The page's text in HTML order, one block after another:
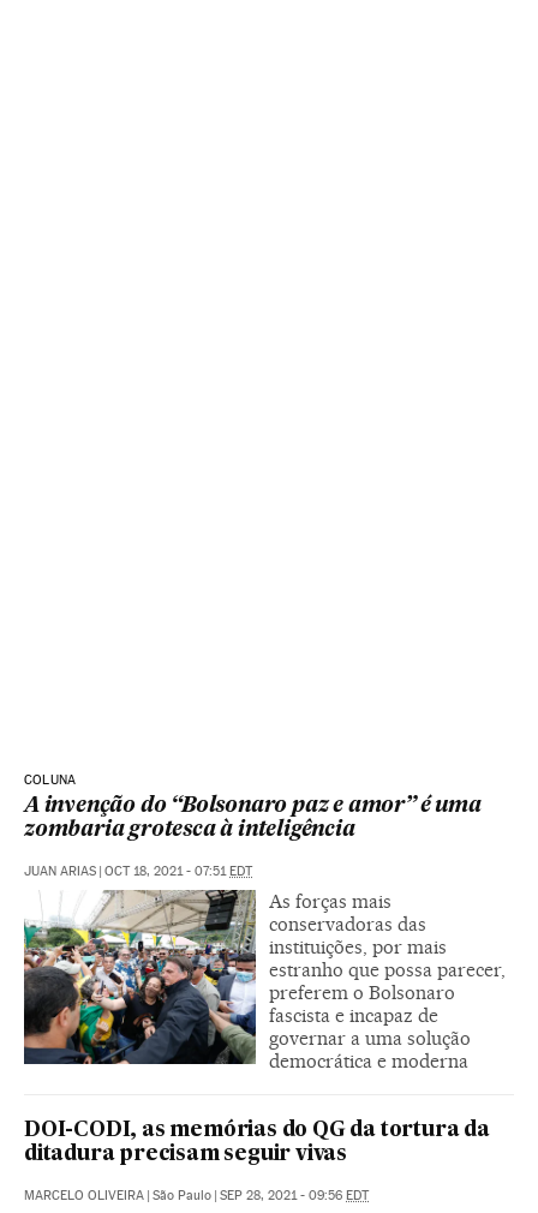
COLUNA
A invenção do “Bolsonaro paz e amor” é uma
zombaria grotesca à inteligência
JUAN ARIAS OCT 18, 2021 - 07:51 EDT
As forças mais
conservadoras das
instituições, por mais
estranho que possa parecer,
preferem o Bolsonaro
fascista e incapaz de
governar a uma solução
democrática e moderna
DOI-CODI, as memórias do QG da tortura da
ditadura precisam seguir vivas
MARCELO OLIVEIRA São Paulo SEP 28, 2021 - 09:56 EDT